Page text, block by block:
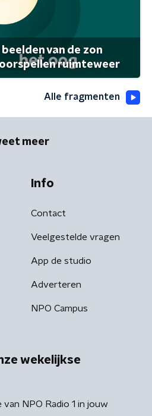
van de zon
ruimteweer
Alle fragmenten
meer
Info
Contact
Veelgestelde vragen
App de studio
Adverteren
NPO Campus
wekelijkse
NPO Radio 1 in jouw